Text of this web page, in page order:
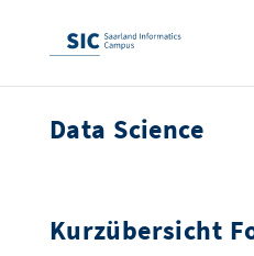
Studium
Studienangebot
Studierende
Institute &
Wirtschaft
Data Science
Kurzübersicht